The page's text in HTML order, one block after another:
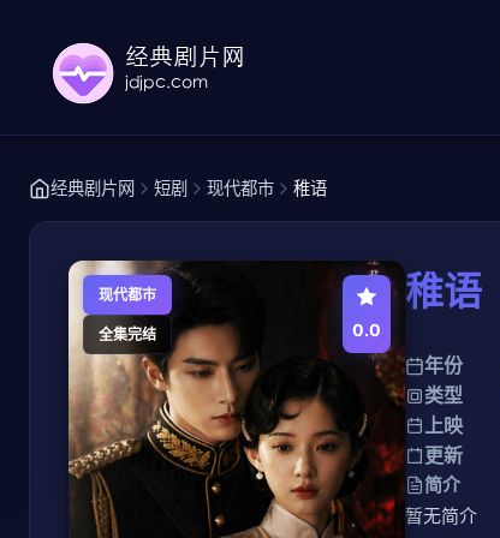
经典剧片网 短剧 现代都市 稚语
现代都市
全集完结 0.0
稚语
年份
类型
上映
更新
简介
暂无简介